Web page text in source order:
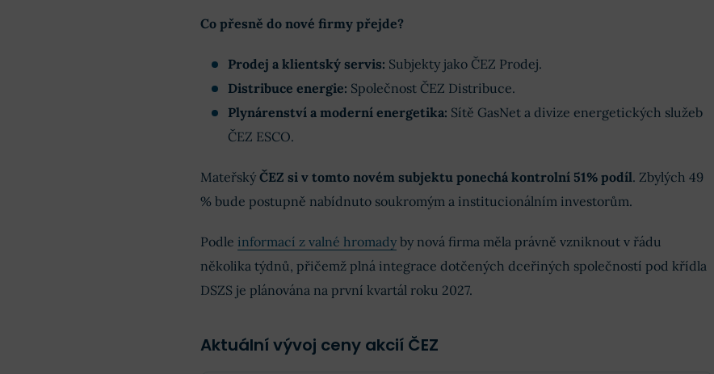
Co přesně do nové firmy přejde?
Prodej a klientský servis: Subjekty jako ČEZ Prodej.
Distribuce energie: Společnost ČEZ Distribuce.
Plynárenství a moderní energetika: Sítě GasNet a divize energetických služeb
ČEZ ESCO.
Mateřský ČEZ si v tomto novém subjektu ponechá kontrolní 51% podíl. Zbylých 49
% bude postupně nabídnuto soukromým a institucionálním investorům.
Podle informací z valné hromadyby nová firma měla právně vzniknout v řádu
několika týdnů, přičemž plná integrace dotčených dceřiných společností pod křídla
DSZS je plánována na první kvartál roku 2027.
Aktuální vývoj ceny akcií ČEZ